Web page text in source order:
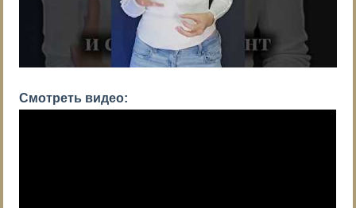
Смотреть видео: